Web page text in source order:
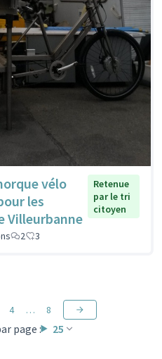
vélo
les
Villeurbanne
Retenue
par le tri
citoyen
2 3
page : 25
4 … 8